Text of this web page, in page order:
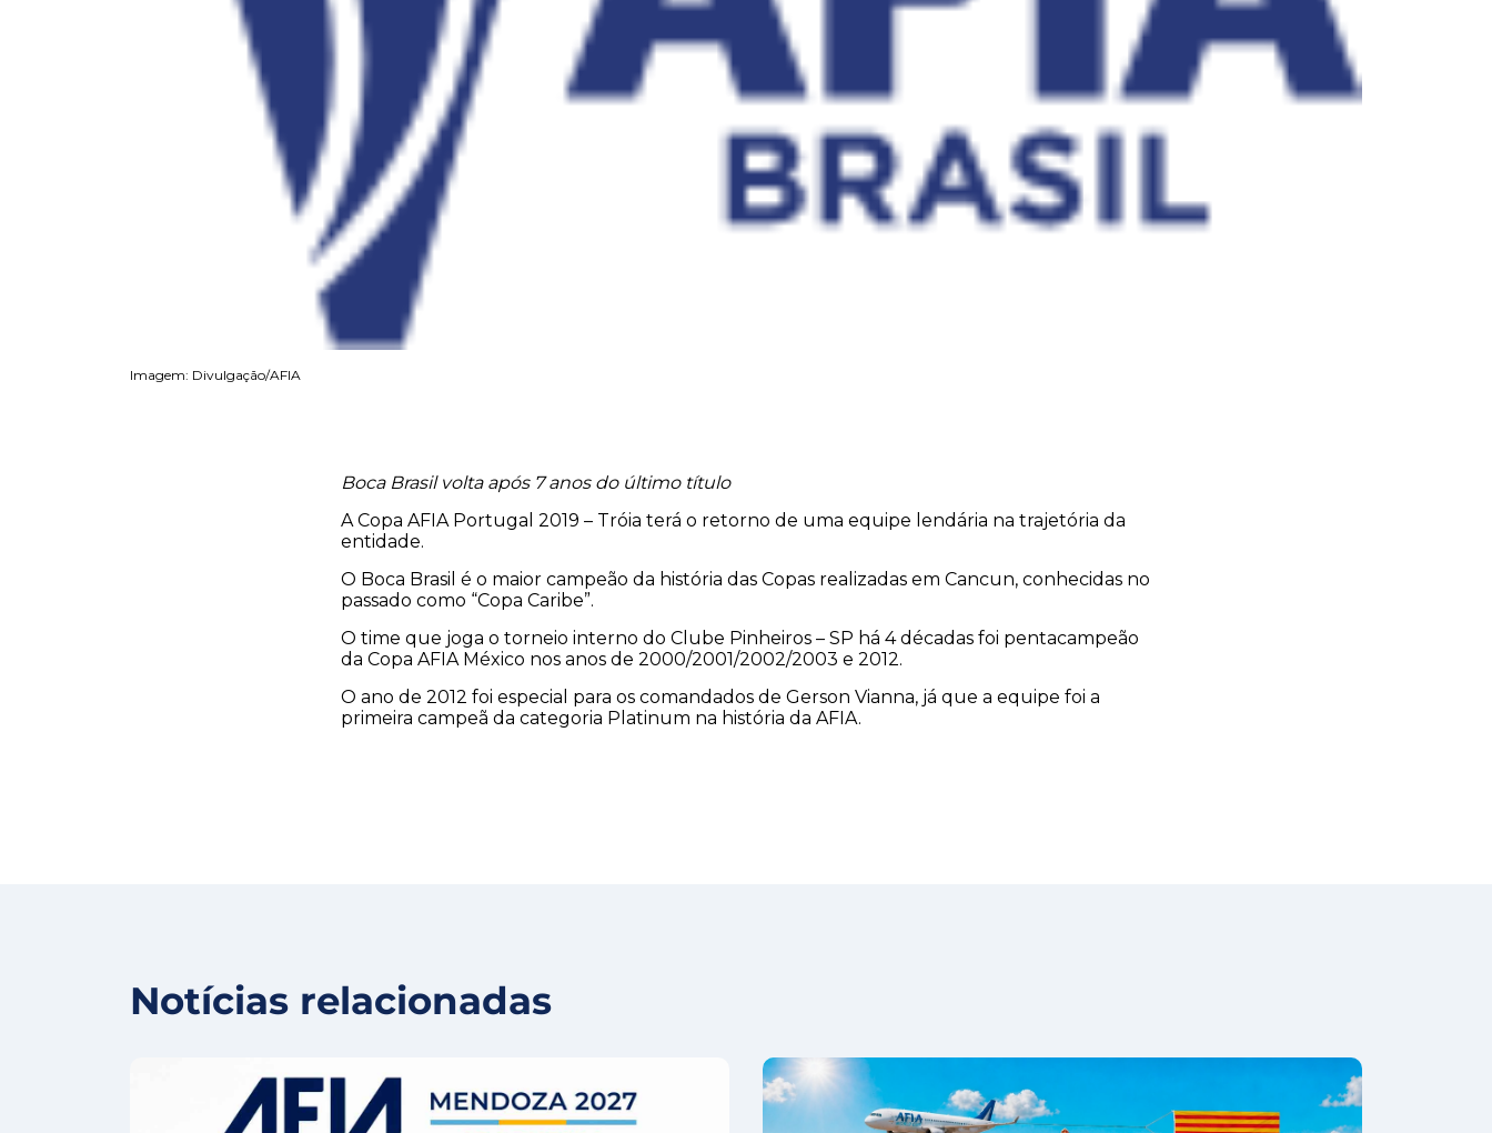
Imagem: Divulgação/AFIA
Boca Brasil volta após 7 anos do último título
A Copa AFIA Portugal 2019 – Tróia terá o retorno de uma equipe lendária na trajetória da
entidade.
O Boca Brasil é o maior campeão da história das Copas realizadas em Cancun, conhecidas no
passado como “Copa Caribe”.
O time que joga o torneio interno do Clube Pinheiros – SP há 4 décadas foi pentacampeão
da Copa AFIA México nos anos de 2000/2001/2002/2003 e 2012.
O ano de 2012 foi especial para os comandados de Gerson Vianna, já que a equipe foi a
primeira campeã da categoria Platinum na história da AFIA.
Notícias relacionadas